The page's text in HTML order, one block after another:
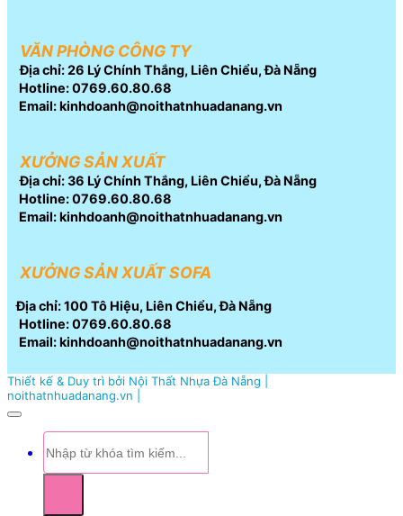
VĂN PHÒNG CÔNG TY
Địa chỉ: 26 Lý Chính Thắng, Liên Chiểu, Đà Nẵng
Hotline: 0769.60.80.68
Email: kinhdoanh@noithatnhuadanang.vn
XƯỞNG SẢN XUẤT
Địa chỉ: 36 Lý Chính Thắng, Liên Chiểu, Đà Nẵng
Hotline: 0769.60.80.68
Email: kinhdoanh@noithatnhuadanang.vn
XƯỞNG SẢN XUẤT SOFA
Địa chỉ: 100 Tô Hiệu, Liên Chiểu, Đà Nẵng
Hotline: 0769.60.80.68
Email: kinhdoanh@noithatnhuadanang.vn
Thiết kế & Duy trì bởi Nội Thất Nhựa Đà Nẵng |
noithatnhuadanang.vn |
Tìm
kiếm: